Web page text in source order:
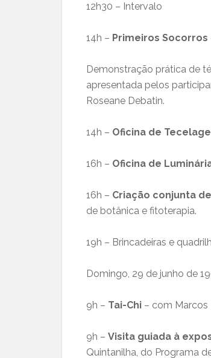
12h30 – Intervalo
14h – Primeiros Socorros
Demonstração prática de
apresentada pelos
Roseane Debatin.
14h – Oficina de
16h – Oficina de
16h – Criação conjunta
de botânica e fitoterapia.
19h – Brincadeiras e
Domingo, 29 de junho de
9h – Tai-Chi – com Marcos
9h – Visita guiada à
Quintanilha, do Programa